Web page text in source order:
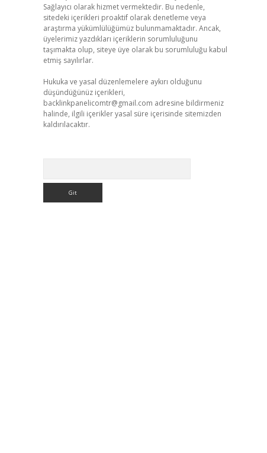
Sağlayıcı olarak hizmet vermektedir. Bu nedenle,
sitedeki içerikleri proaktif olarak denetleme veya
araştırma yükümlülüğümüz bulunmamaktadır. Ancak,
üyelerimiz yazdıkları içeriklerin sorumluluğunu
taşımakta olup, siteye üye olarak bu sorumluluğu kabul
etmiş sayılırlar.
Hukuka ve yasal düzenlemelere aykırı olduğunu
düşündüğünüz içerikleri,
backlinkpanelicomtr@gmail.com adresine bildirmeniz
halinde, ilgili içerikler yasal süre içerisinde sitemizden
kaldırılacaktır.